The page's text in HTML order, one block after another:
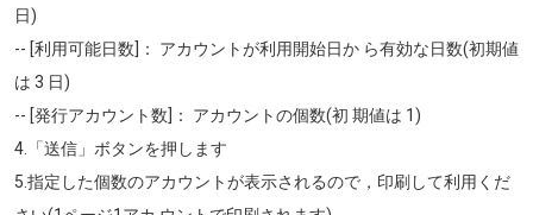
日)
-- [利用可能日数]： アカウントが利用開始日か ら有効な日数(初期値
は 3 日)
-- [発行アカウント数]： アカウントの個数(初 期値は 1)
4.「送信」ボタンを押します
5.指定した個数のアカウントが表示されるので，印刷して利用くだ